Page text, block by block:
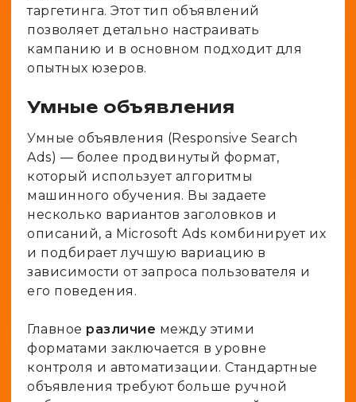
таргетинга. Этот тип объявлений
позволяет детально настраивать
кампанию и в основном подходит для
опытных юзеров.
Умные объявления
Умные объявления (Responsive Search
Ads) — более продвинутый формат,
который использует алгоритмы
машинного обучения. Вы задаете
несколько вариантов заголовков и
описаний, а Microsoft Ads комбинирует их
и подбирает лучшую вариацию в
зависимости от запроса пользователя и
его поведения.
Главное различие между этими
форматами заключается в уровне
контроля и автоматизации. Стандартные
объявления требуют больше ручной